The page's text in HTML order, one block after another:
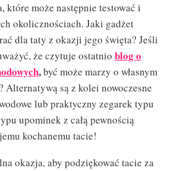
które może następnie testować i
okolicznościach. Jaki gadżet
dla taty z okazji jego święta? Jeśli
że czytuje ostatnio blog o
,być może marzy o własnym
Alternatywą są z kolei nowoczesne
lub praktyczny zegarek typu
upominek z całą pewnością
kochanemu tacie!
okazja, aby podziękować tacie za